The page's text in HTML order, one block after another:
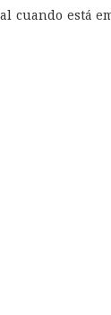
cuando está